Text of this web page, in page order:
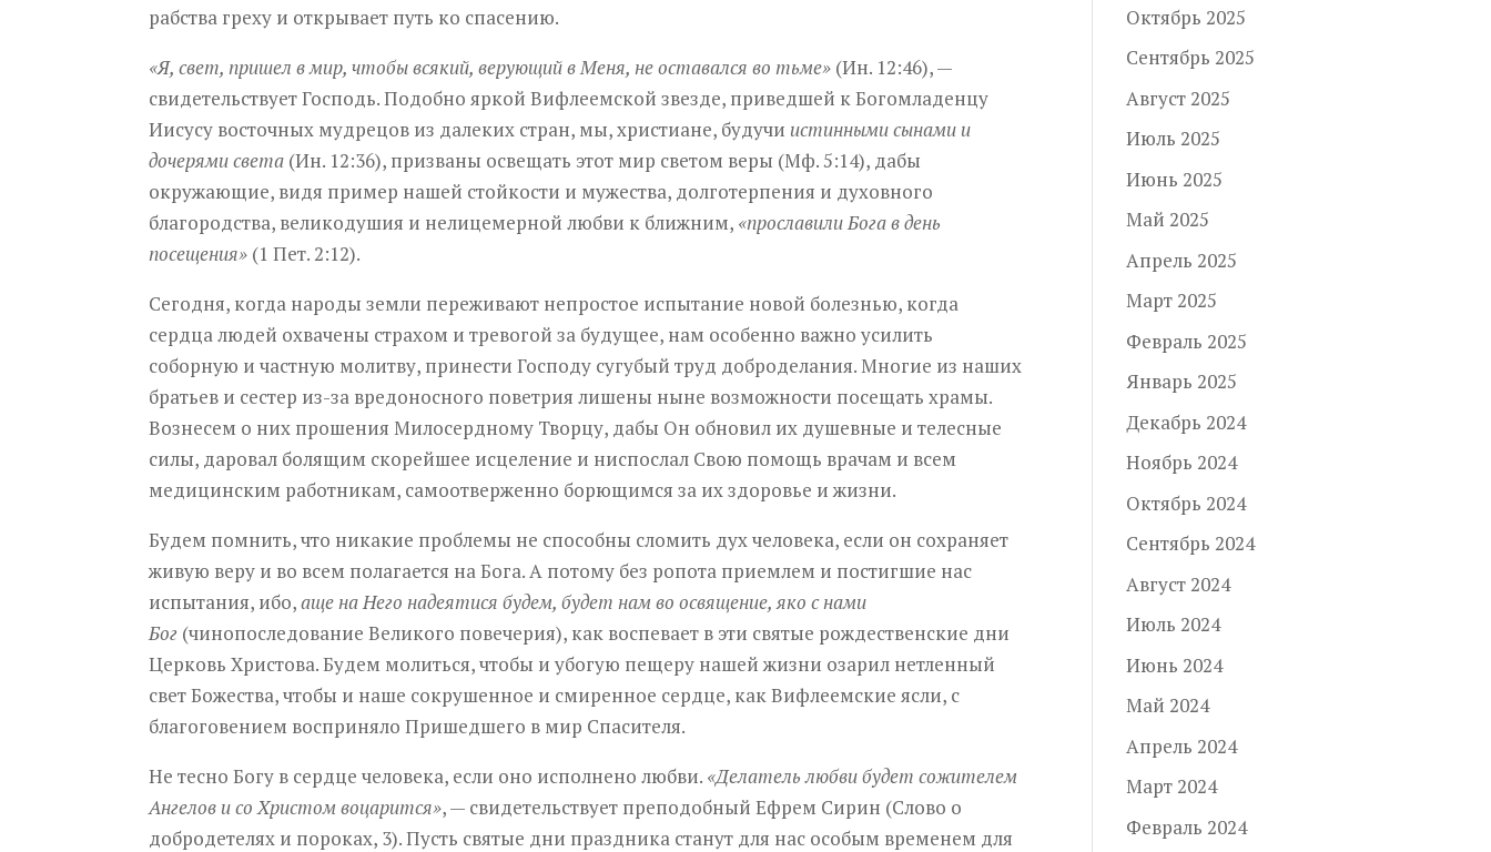
рабства греху и открывает путь ко спасению.
«Я, свет, пришел в мир, чтобы всякий, верующий в Меня, не оставался во тьме» (Ин. 12:46), —
свидетельствует Господь. Подобно яркой Вифлеемской звезде, приведшей к Богомладенцу
Иисусу восточных мудрецов из далеких стран, мы, христиане, будучи истинными сынами и
дочерями света (Ин. 12:36), призваны освещать этот мир светом веры (Мф. 5:14), дабы
окружающие, видя пример нашей стойкости и мужества, долготерпения и духовного
благородства, великодушия и нелицемерной любви к ближним, «прославили Бога в день
посещения» (1 Пет. 2:12).
Сегодня, когда народы земли переживают непростое испытание новой болезнью, когда
сердца людей охвачены страхом и тревогой за будущее, нам особенно важно усилить
соборную и частную молитву, принести Господу сугубый труд доброделания. Многие из наших
братьев и сестер из-за вредоносного поветрия лишены ныне возможности посещать храмы.
Вознесем о них прошения Милосердному Творцу, дабы Он обновил их душевные и телесные
силы, даровал болящим скорейшее исцеление и ниспослал Свою помощь врачам и всем
медицинским работникам, самоотверженно борющимся за их здоровье и жизни.
Будем помнить, что никакие проблемы не способны сломить дух человека, если он сохраняет
живую веру и во всем полагается на Бога. А потому без ропота приемлем и постигшие нас
испытания, ибо,аще на Него надеятися будем, будет нам во освящение, яко с нами
Бог (чинопоследование Великого повечерия), как воспевает в эти святые рождественские дни
Церковь Христова. Будем молиться, чтобы и убогую пещеру нашей жизни озарил нетленный
свет Божества, чтобы и наше сокрушенное и смиренное сердце, как Вифлеемские ясли, с
благоговением восприняло Пришедшего в мир Спасителя.
Не тесно Богу в сердце человека, если оно исполнено любви. «Делатель любви будет сожителем
Ангелов и со Христом воцарится», — свидетельствует преподобный Ефрем Сирин (Слово о
добродетелях и пороках, 3). Пусть святые дни праздника станут для нас особым временем для
Октябрь 2025
Сентябрь 2025
Август 2025
Июль 2025
Июнь 2025
Май 2025
Апрель 2025
Март 2025
Февраль 2025
Январь 2025
Декабрь 2024
Ноябрь 2024
Октябрь 2024
Сентябрь 2024
Август 2024
Июль 2024
Июнь 2024
Май 2024
Апрель 2024
Март 2024
Февраль 2024